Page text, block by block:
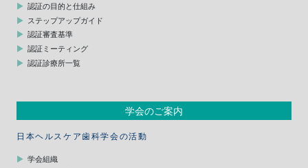
認証の目的と仕組み
ステップアップガイド
認証審査基準
認証ミーティング
認証診療所一覧
学会のご案内
日本ヘルスケア歯科学会の活動
学会組織